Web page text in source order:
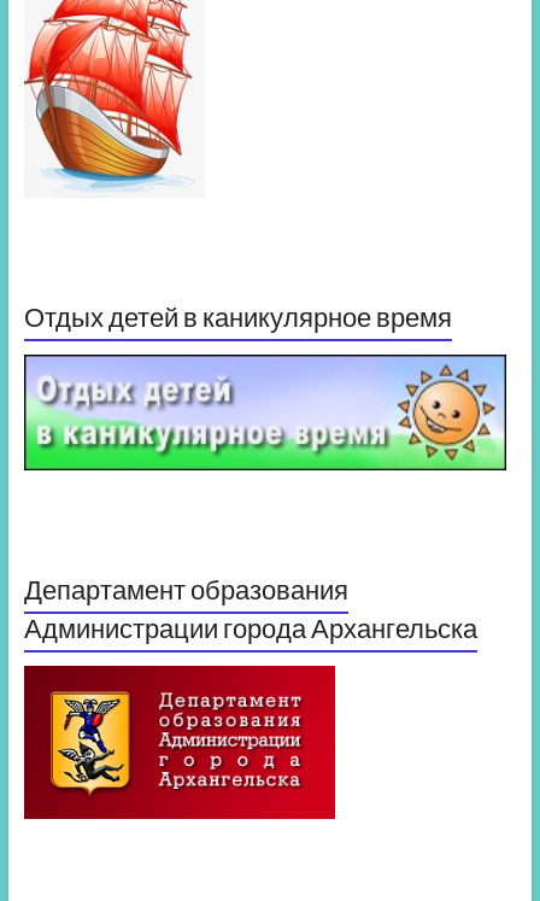
Отдых детей в каникулярное время
Департамент образования
Администрации города Архангельска